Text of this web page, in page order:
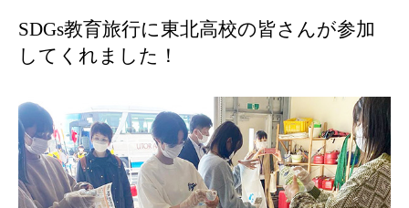
SDGs教育旅行に東北高校の皆さんが参加
してくれました！